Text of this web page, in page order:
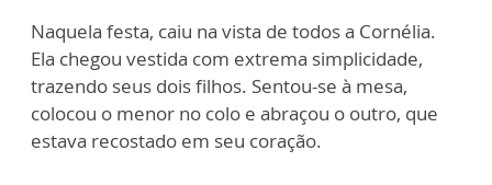
Naquela festa, caiu na vista de todos a Cornélia.
Ela chegou vestida com extrema simplicidade,
trazendo seus dois filhos. Sentou-se à mesa,
colocou o menor no colo e abraçou o outro, que
estava recostado em seu coração.